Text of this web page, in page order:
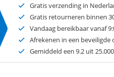
Gratis verzending in
Gratis retourneren binnen
Vandaag bereikbaar vanaf
Afrekenen in een beveiligde
Gemiddeld een 9.2 uit